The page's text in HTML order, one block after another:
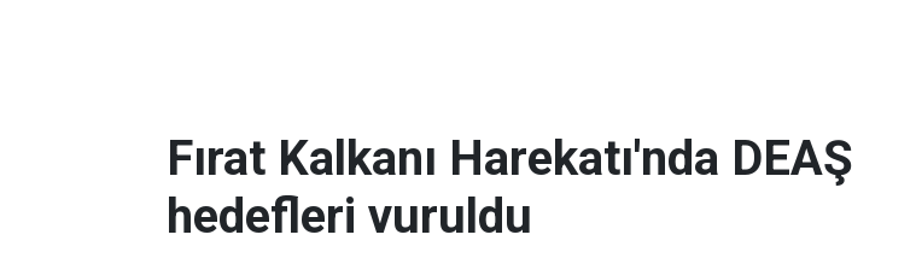
Fırat Kalkanı Harekatı'nda DEAŞ
hedefleri vuruldu